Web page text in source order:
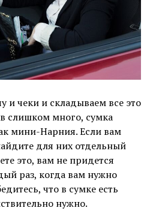
и чеки и складываем все это
слишком много, сумка
мини-Нарния. Если вам
для них отдельный
это, вам не придется
раз, когда вам нужно
что в сумке есть
нужно.